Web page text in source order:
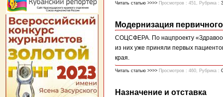
Читать статью >>>> Просмотров : 451, Рубрика :
Модернизация
СОЦСФЕРА. По нацпроекту
из них уже приняли первых
края.
Читать статью >>>> Просмотров : 460, Рубрика :
Назначение и отставка